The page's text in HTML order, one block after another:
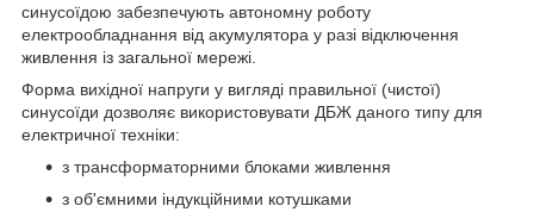
синусоїдою забезпечують автономну роботу
електрообладнання від акумулятора у разі відключення
живлення із загальної мережі.
Форма вихідної напруги у вигляді правильної (чистої)
синусоїди дозволяє використовувати ДБЖ даного типу для
електричної техніки:
з трансформаторними блоками живлення
з об'ємними індукційними котушками